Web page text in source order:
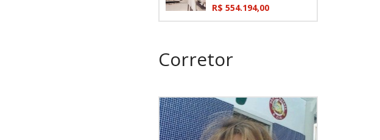
R$ 554.194,00
Corretor